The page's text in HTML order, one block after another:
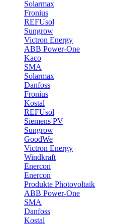
Solarmax
Fronius
REFUsol
Sungrow
Victron Energy
ABB Power-One
Kaco
SMA
Solarmax
Danfoss
Fronius
Kostal
REFUsol
Siemens PV
Sungrow
GoodWe
Victron Energy
Windkraft
Enercon
Enercon
Produkte Photovoltaik
ABB Power-One
SMA
Danfoss
Kostal